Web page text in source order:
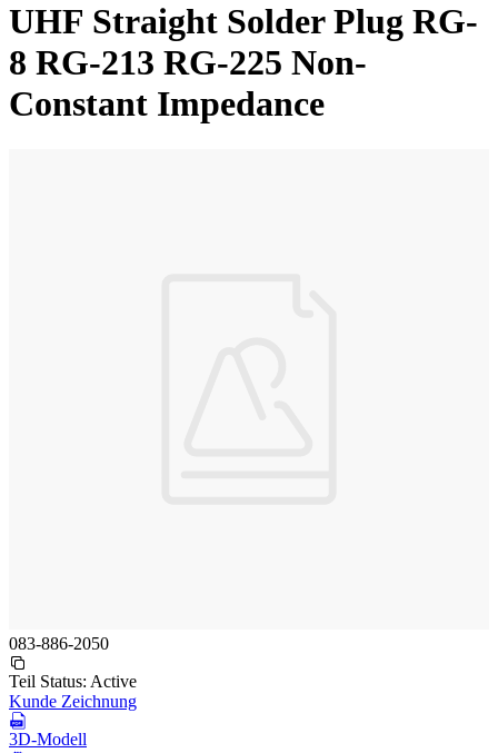
UHF Straight Solder Plug RG-
8 RG-213 RG-225 Non-
Constant Impedance
083-886-2050
Teil Status: Active
Kunde Zeichnung
3D-Modell